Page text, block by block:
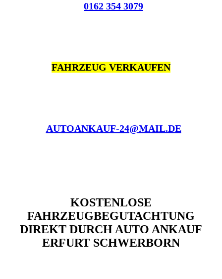
0162 354 3079
FAHRZEUG VERKAUFEN
AUTOANKAUF-24@MAIL.DE
KOSTENLOSE
FAHRZEUGBEGUTACHTUNG
DIREKT DURCH AUTO ANKAUF
ERFURT SCHWERBORN